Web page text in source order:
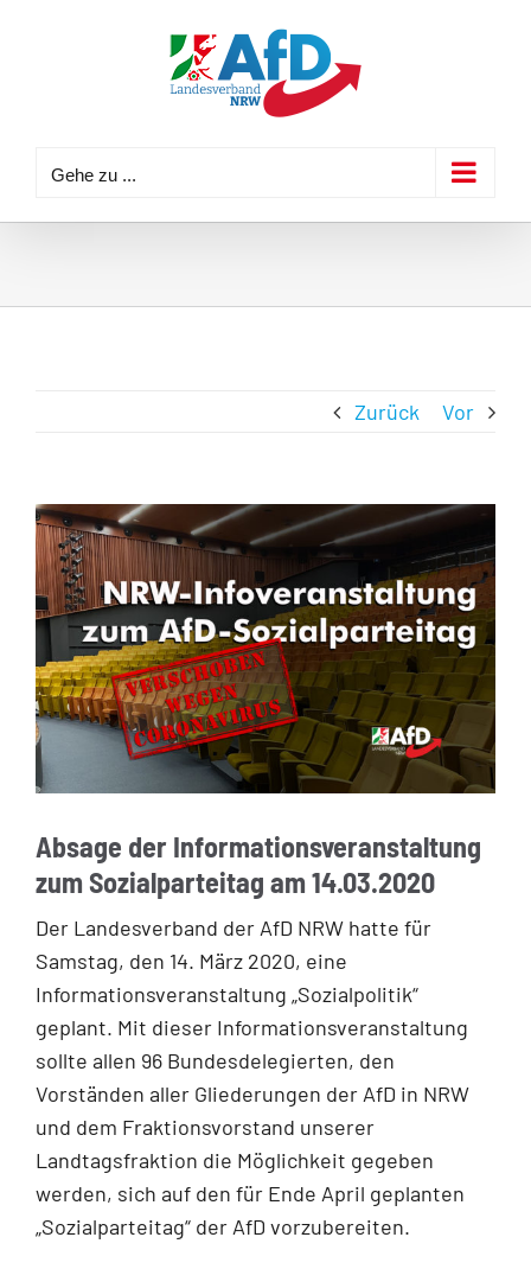
Gehe zu ...
Zurück Vor
Absage der Informationsveranstaltung
zum Sozialparteitag am 14.03.2020
Der Landesverband der AfD NRW hatte für
Samstag, den 14. März 2020, eine
Informationsveranstaltung „Sozialpolitik“
geplant. Mit dieser Informationsveranstaltung
sollte allen 96 Bundesdelegierten, den
Vorständen aller Gliederungen der AfD in NRW
und dem Fraktionsvorstand unserer
Landtagsfraktion die Möglichkeit gegeben
werden, sich auf den für Ende April geplanten
„Sozialparteitag“ der AfD vorzubereiten.